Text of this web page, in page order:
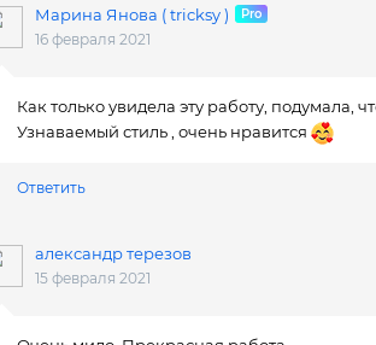
Марина Янова ( tricksy )
16 февраля 2021
Как только увидела эту работу, подумала,
Узнаваемый стиль , очень нравится
Ответить
александр терезов
15 февраля 2021